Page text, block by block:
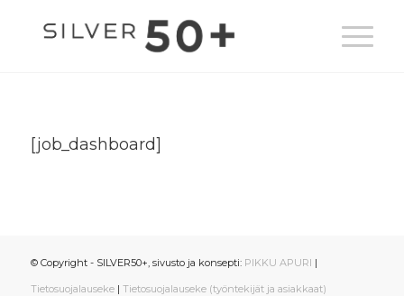
[job_dashboard]
© Copyright - SILVER50+, sivusto ja konsepti: PIKKU APURI |
Tietosuojalauseke| Tietosuojalauseke (työntekijät ja asiakkaat)